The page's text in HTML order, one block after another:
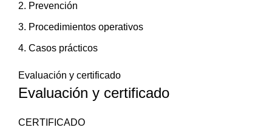
Prevención
Procedimientos operativos
Casos prácticos
Evaluación y certificado
Evaluación y certificado
CERTIFICADO